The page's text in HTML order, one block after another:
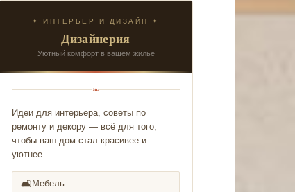
✦ ИНТЕРЬЕР И ДИЗАЙН ✦
Дизайнерия
Уютный комфорт в вашем жилье
❧
Идеи для интерьера, советы по
ремонту и декору — всё для того,
чтобы ваш дом стал красивее и
уютнее.
🛋️ Мебель